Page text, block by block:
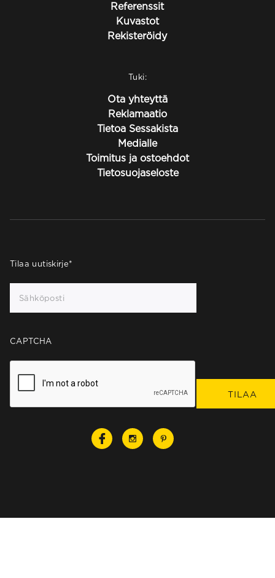
Referenssit
Kuvastot
Rekisteröidy
Tuki:
Ota yhteyttä
Reklamaatio
Tietoa Sessakista
Medialle
Toimitus ja ostoehdot
Tietosuojaseloste
Tilaa uutiskirje*
CAPTCHA